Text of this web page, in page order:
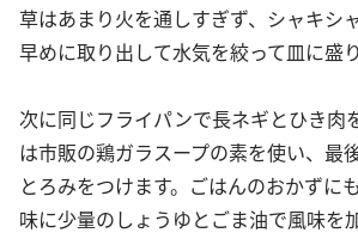
草はあまり火を通しすぎず、シャキシ
早めに取り出して水気を絞って皿に盛
次に同じフライパンで長ネギとひき肉
は市販の鶏ガラスープの素を使い、最
とろみをつけます。ごはんのおかずに
味に少量のしょうゆとごま油で風味を